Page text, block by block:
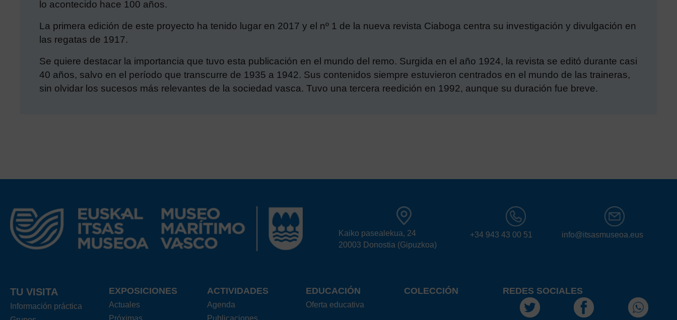
lo acontecido hace 100 años.
La primera edición de este proyecto ha tenido lugar en 2017 y el nº 1 de la nueva revista Ciaboga centra su investigación y divulgación en
las regatas de 1917.
Se quiere destacar la importancia que tuvo esta publicación en el mundo del remo. Surgida en el año 1924, la revista se editó durante casi
40 años, salvo en el período que transcurre de 1935 a 1942. Sus contenidos siempre estuvieron centrados en el mundo de las traineras,
sin olvidar los sucesos más relevantes de la sociedad vasca. Tuvo una tercera reedición en 1992, aunque su duración fue breve.
Kaiko pasealekua, 24
20003 Donostia (Gipuzkoa)
+34 943 43 00 51 info@itsasmuseoa.eus
TU VISITA
Información práctica
EXPOSICIONES
Actuales
ACTIVIDADES
Agenda
EDUCACIÓN
Oferta educativa
COLECCIÓN REDES SOCIALES